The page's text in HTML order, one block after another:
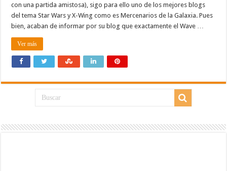
con una partida amistosa), sigo para ello uno de los mejores blogs
del tema Star Wars y X-Wing como es Mercenarios de la Galaxia. Pues
bien, acaban de informar por su blog que exactamente el Wave …
Ver más